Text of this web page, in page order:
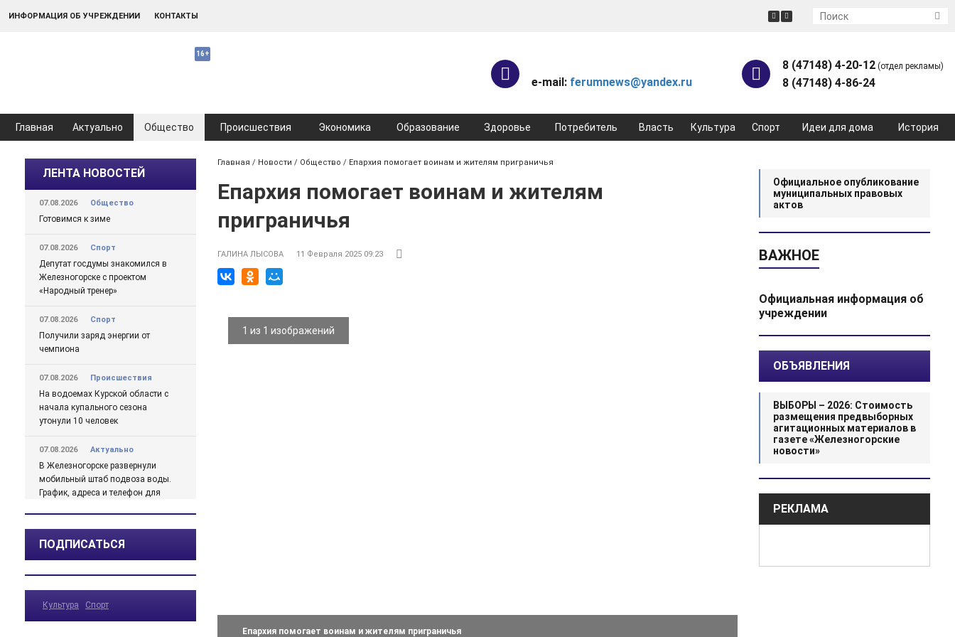
ИНФОРМАЦИЯ ОБ УЧРЕЖДЕНИИ КОНТАКТЫ
e-mail: ferumnews@yandex.ru
8 (47148) 4-20-12 (отдел рекламы)
8 (47148) 4-86-24
Главная Актуально Общество Происшествия Экономика Образование Здоровье Потребитель Власть Культура Спорт Идеи для дома История
ЛЕНТА НОВОСТЕЙ
07.08.2026 Общество
Готовимся к зиме
07.08.2026 Спорт
Депутат госдумы знакомился в
Железногорске с проектом
«Народный тренер»
07.08.2026 Спорт
Получили заряд энергии от
чемпиона
07.08.2026 Происшествия
На водоемах Курской области с
начала купального сезона
утонули 10 человек
07.08.2026 Актуально
В Железногорске развернули
мобильный штаб подвоза воды.
График, адреса и телефон для
Михайлов о проблемах с водой
07.08.2026 Актуально
Какая погода ожидается в
Курской области в ближайшие
ПОДПИСАТЬСЯ
Культура Спорт
Главная / Новости / Общество / Епархия помогает воинам и жителям приграничья
Епархия помогает воинам и жителям
приграничья
ГАЛИНА ЛЫСОВА 11 Февраля 2025 09:23
1 из 1 изображений
Епархия помогает воинам и жителям приграничья
Официальное опубликование
муниципальных правовых
актов
ВАЖНОЕ
Официальная информация об
учреждении
ОБЪЯВЛЕНИЯ
ВЫБОРЫ – 2026: Стоимость
размещения предвыборных
агитационных материалов в
газете «Железногорские
новости»
РЕКЛАМА